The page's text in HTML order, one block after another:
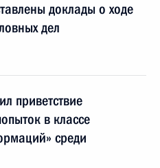
доклады о ходе
дел
приветствие
в классе
среди